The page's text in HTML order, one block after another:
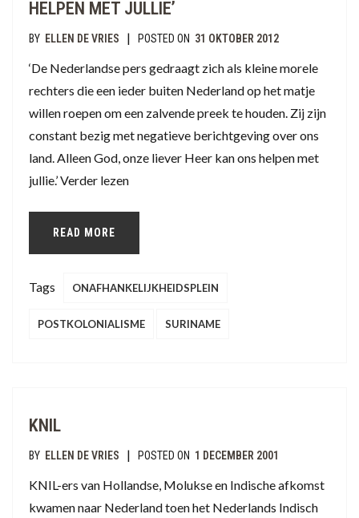
HELPEN MET JULLIE’
BY ELLEN DE VRIES | POSTED ON 31 OKTOBER 2012
‘De Nederlandse pers gedraagt zich als kleine morele
rechters die een ieder buiten Nederland op het matje
willen roepen om een zalvende preek te houden. Zij zijn
constant bezig met negatieve berichtgeving over ons
land. Alleen God, onze liever Heer kan ons helpen met
jullie.’ Verder lezen
READ MORE
Tags ONAFHANKELIJKHEIDSPLEIN
POSTKOLONIALISME SURINAME
KNIL
BY ELLEN DE VRIES | POSTED ON 1 DECEMBER 2001
KNIL-ers van Hollandse, Molukse en Indische afkomst
kwamen naar Nederland toen het Nederlands Indisch